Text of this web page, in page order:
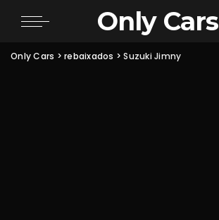
Only Cars
Only Cars >rebaixados >Suzuki Jimny